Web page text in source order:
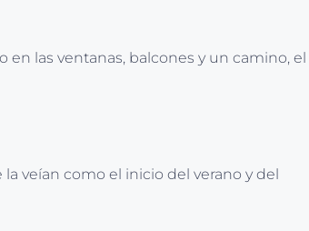
las ventanas, balcones y un camino, el
veían como el inicio del verano y del